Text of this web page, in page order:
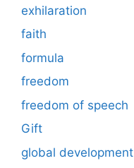
exhilaration
faith
formula
freedom
freedom of speech
Gift
global development